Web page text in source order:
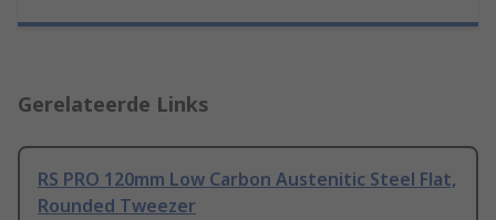
Gerelateerde Links
RS PRO 120mm Low Carbon Austenitic Steel Flat,
Rounded Tweezer